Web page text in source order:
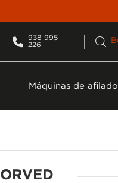
938 995
226
Máquinas de afilado
ORVED